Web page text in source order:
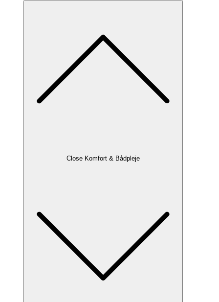
Close Komfort & Bådpleje